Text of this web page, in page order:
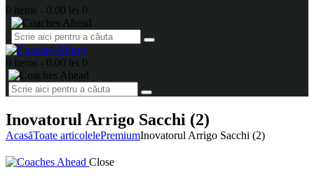
0 items - 0.00 lei 0
0 items - 0.00 lei 0
Inovatorul Arrigo Sacchi (2)
AcasăToate articolelePremiumInovatorul Arrigo Sacchi (2)
Close